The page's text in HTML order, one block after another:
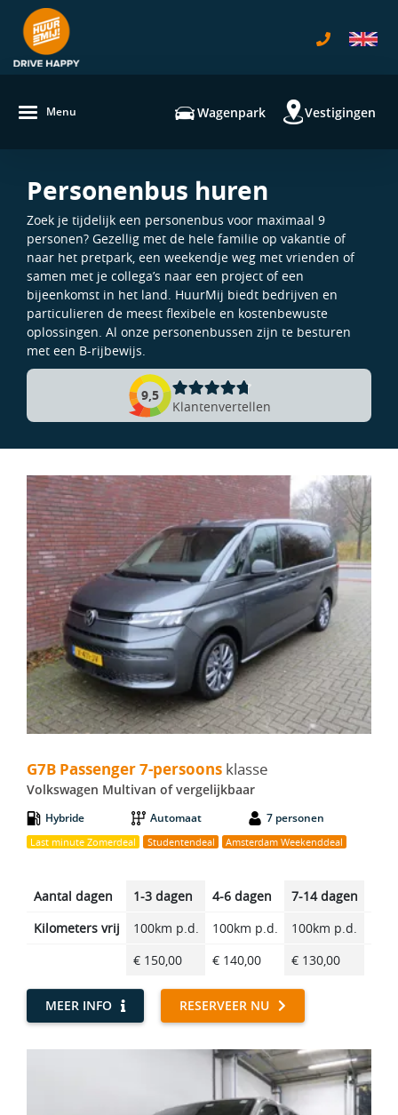
Menu Wagenpark Vestigingen
Personenbus huren
Zoek je tijdelijk een personenbus voor maximaal 9
personen? Gezellig met de hele familie op vakantie of
naar het pretpark, een weekendje weg met vrienden of
samen met je collega’s naar een project of een
bijeenkomst in het land. HuurMij biedt bedrijven en
particulieren de meest flexibele en kostenbewuste
oplossingen. Al onze personenbussen zijn te besturen
met een B-rijbewijs.
9,5
Klantenvertellen
G7B Passenger 7-persoons klasse
Volkswagen Multivan of vergelijkbaar
Hybride Automaat 7 personen
Last minute Zomerdeal Studentendeal Amsterdam Weekenddeal
Aantal dagen 1-3 dagen 4-6 dagen 7-14 dagen
Kilometers vrij
100km p.d. 100km p.d. 100km p.d.
€ 150,00
€ 140,00 € 130,00
MEER INFO RESERVEER NU